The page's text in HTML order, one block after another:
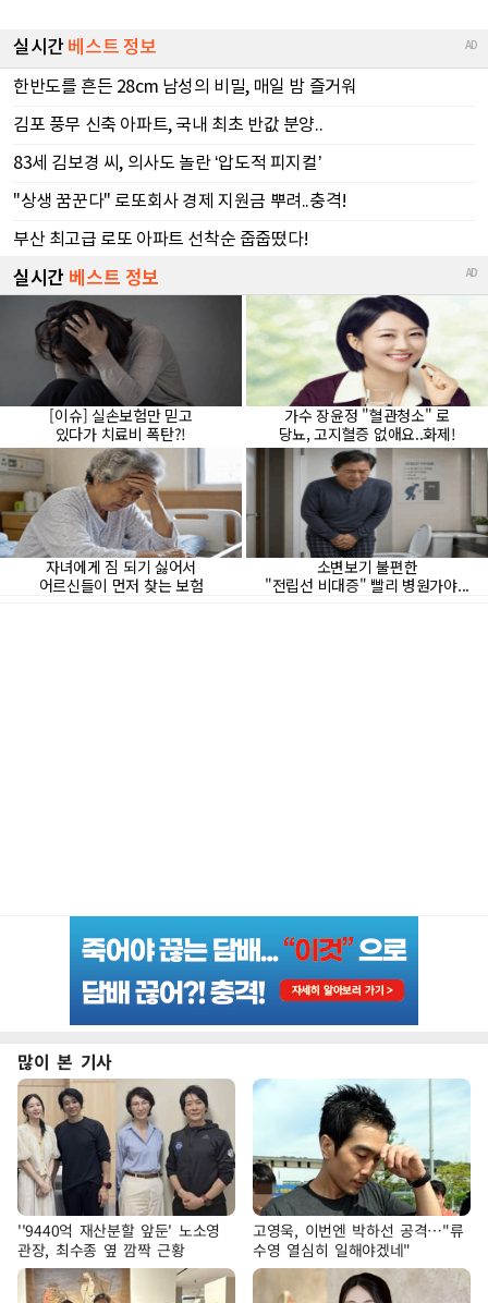
많이 본 기사
''9440억 재산분할 앞둔' 노소영
관장, 최수종 옆 깜짝 근황
고영욱, 이번엔 박하선 공격…"류
수영 열심히 일해야겠네"